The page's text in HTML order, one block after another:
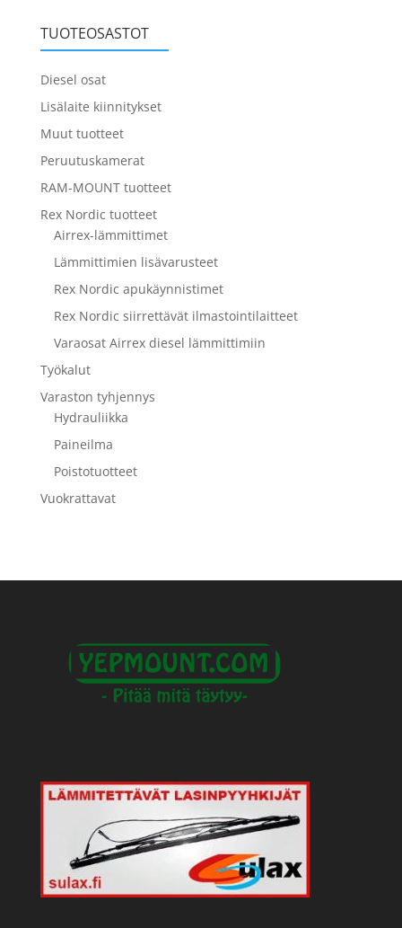
TUOTEOSASTOT
Diesel osat
Lisälaite kiinnitykset
Muut tuotteet
Peruutuskamerat
RAM-MOUNT tuotteet
Rex Nordic tuotteet
Airrex-lämmittimet
Lämmittimien lisävarusteet
Rex Nordic apukäynnistimet
Rex Nordic siirrettävät ilmastointilaitteet
Varaosat Airrex diesel lämmittimiin
Työkalut
Varaston tyhjennys
Hydrauliikka
Paineilma
Poistotuotteet
Vuokrattavat